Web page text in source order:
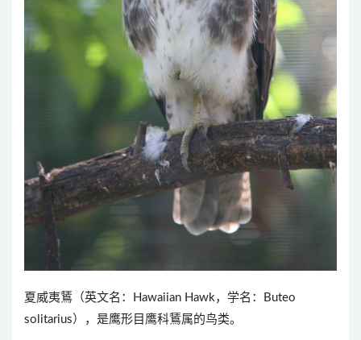
夏威夷鵟（英文名：Hawaiian Hawk，学名：Buteo
solitarius），是鹰形目鹰科鵟属的鸟类。